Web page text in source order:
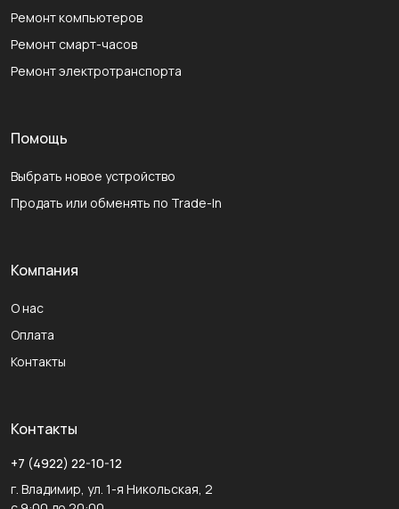
Ремонт компьютеров
Ремонт смарт-часов
Ремонт электротранспорта
Помощь
Выбрать новое устройство
Продать или обменять по Trade-In
Компания
О нас
Оплата
Контакты
Контакты
+7 (4922) 22-10-12
г. Владимир, ул. 1-я Никольская, 2